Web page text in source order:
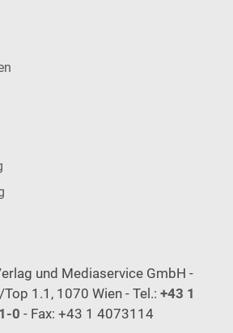
und Mediaservice GmbH -
1.1, 1070 Wien - Tel.: +43 1
0 - Fax: +43 1 4073114